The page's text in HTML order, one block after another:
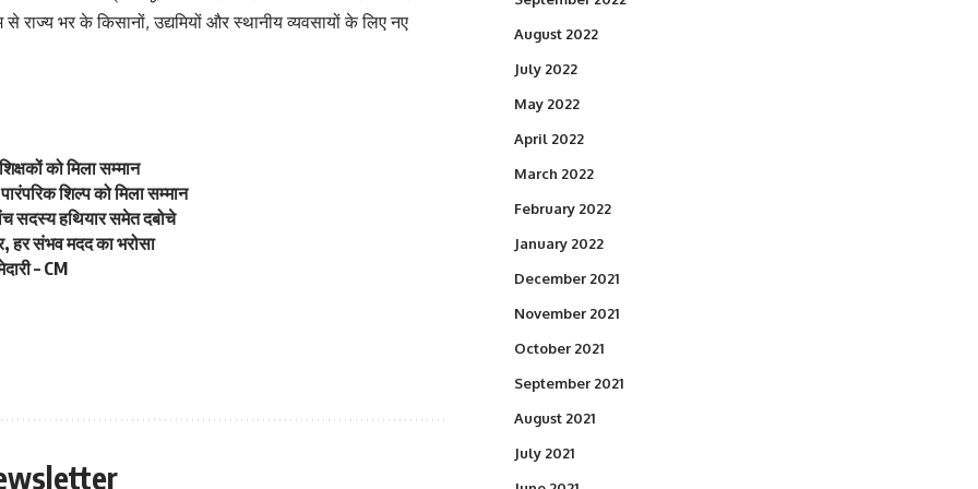
राज्य भर के किसानों, उद्यमियों और स्थानीय व्यवसायों के लिए नए
को मिला सम्मान
शिल्प को मिला सम्मान
सदस्य हथियार समेत दबोचे
हर संभव मदद का भरोसा
– CM
August 2022
July 2022
May 2022
April 2022
March 2022
February 2022
January 2022
December 2021
November 2021
October 2021
September 2021
August 2021
July 2021